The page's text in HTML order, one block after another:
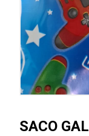
SACO